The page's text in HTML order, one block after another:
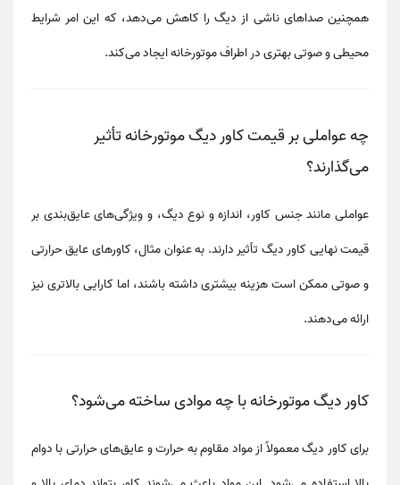
همچنینصداهای ناشی از دیگرا کاهش می‌دهد، که این امر شرایط
محیطی و صوتی بهتری در اطراف موتورخانه ایجاد می‌کند.
چه عواملی بر قیمت کاور دیگ موتورخانه تأثیر
می‌گذارند؟
عواملی مانند جنس کاور، اندازه و نوع دیگ، و ویژگی‌های عایق‌بندی بر
قیمت نهایی کاور دیگ تأثیر دارند. به عنوان مثال، کاورهای عایق حرارتی
و صوتی ممکن است هزینه بیشتری داشته باشند، اما کارایی بالاتری نیز
ارائه می‌دهند.
کاور دیگ موتورخانه با چه موادی ساخته می‌شود؟
برای کاور دیگ معمولاً ازمواد مقاوم به حرارت و عایق‌های حرارتی با دوام